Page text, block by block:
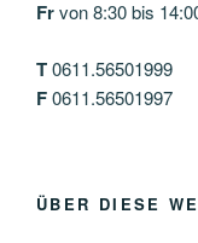
Frvon 8:30 bis
T0611.56501999
F0611.56501997
ÜBER DIESE